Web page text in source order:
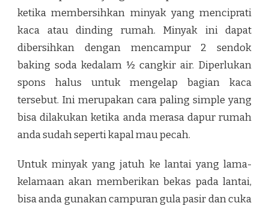
ketika membersihkan minyak yang menciprati
kaca atau dinding rumah. Minyak ini dapat
dibersihkan dengan mencampur 2 sendok
baking soda kedalam ½ cangkir air. Diperlukan
spons halus untuk mengelap bagian kaca
tersebut. Ini merupakan cara paling simple yang
bisa dilakukan ketika anda merasa dapur rumah
anda sudah seperti kapal mau pecah.
Untuk minyak yang jatuh ke lantai yang lama-
kelamaan akan memberikan bekas pada lantai,
bisa anda gunakan campuran gula pasir dan cuka